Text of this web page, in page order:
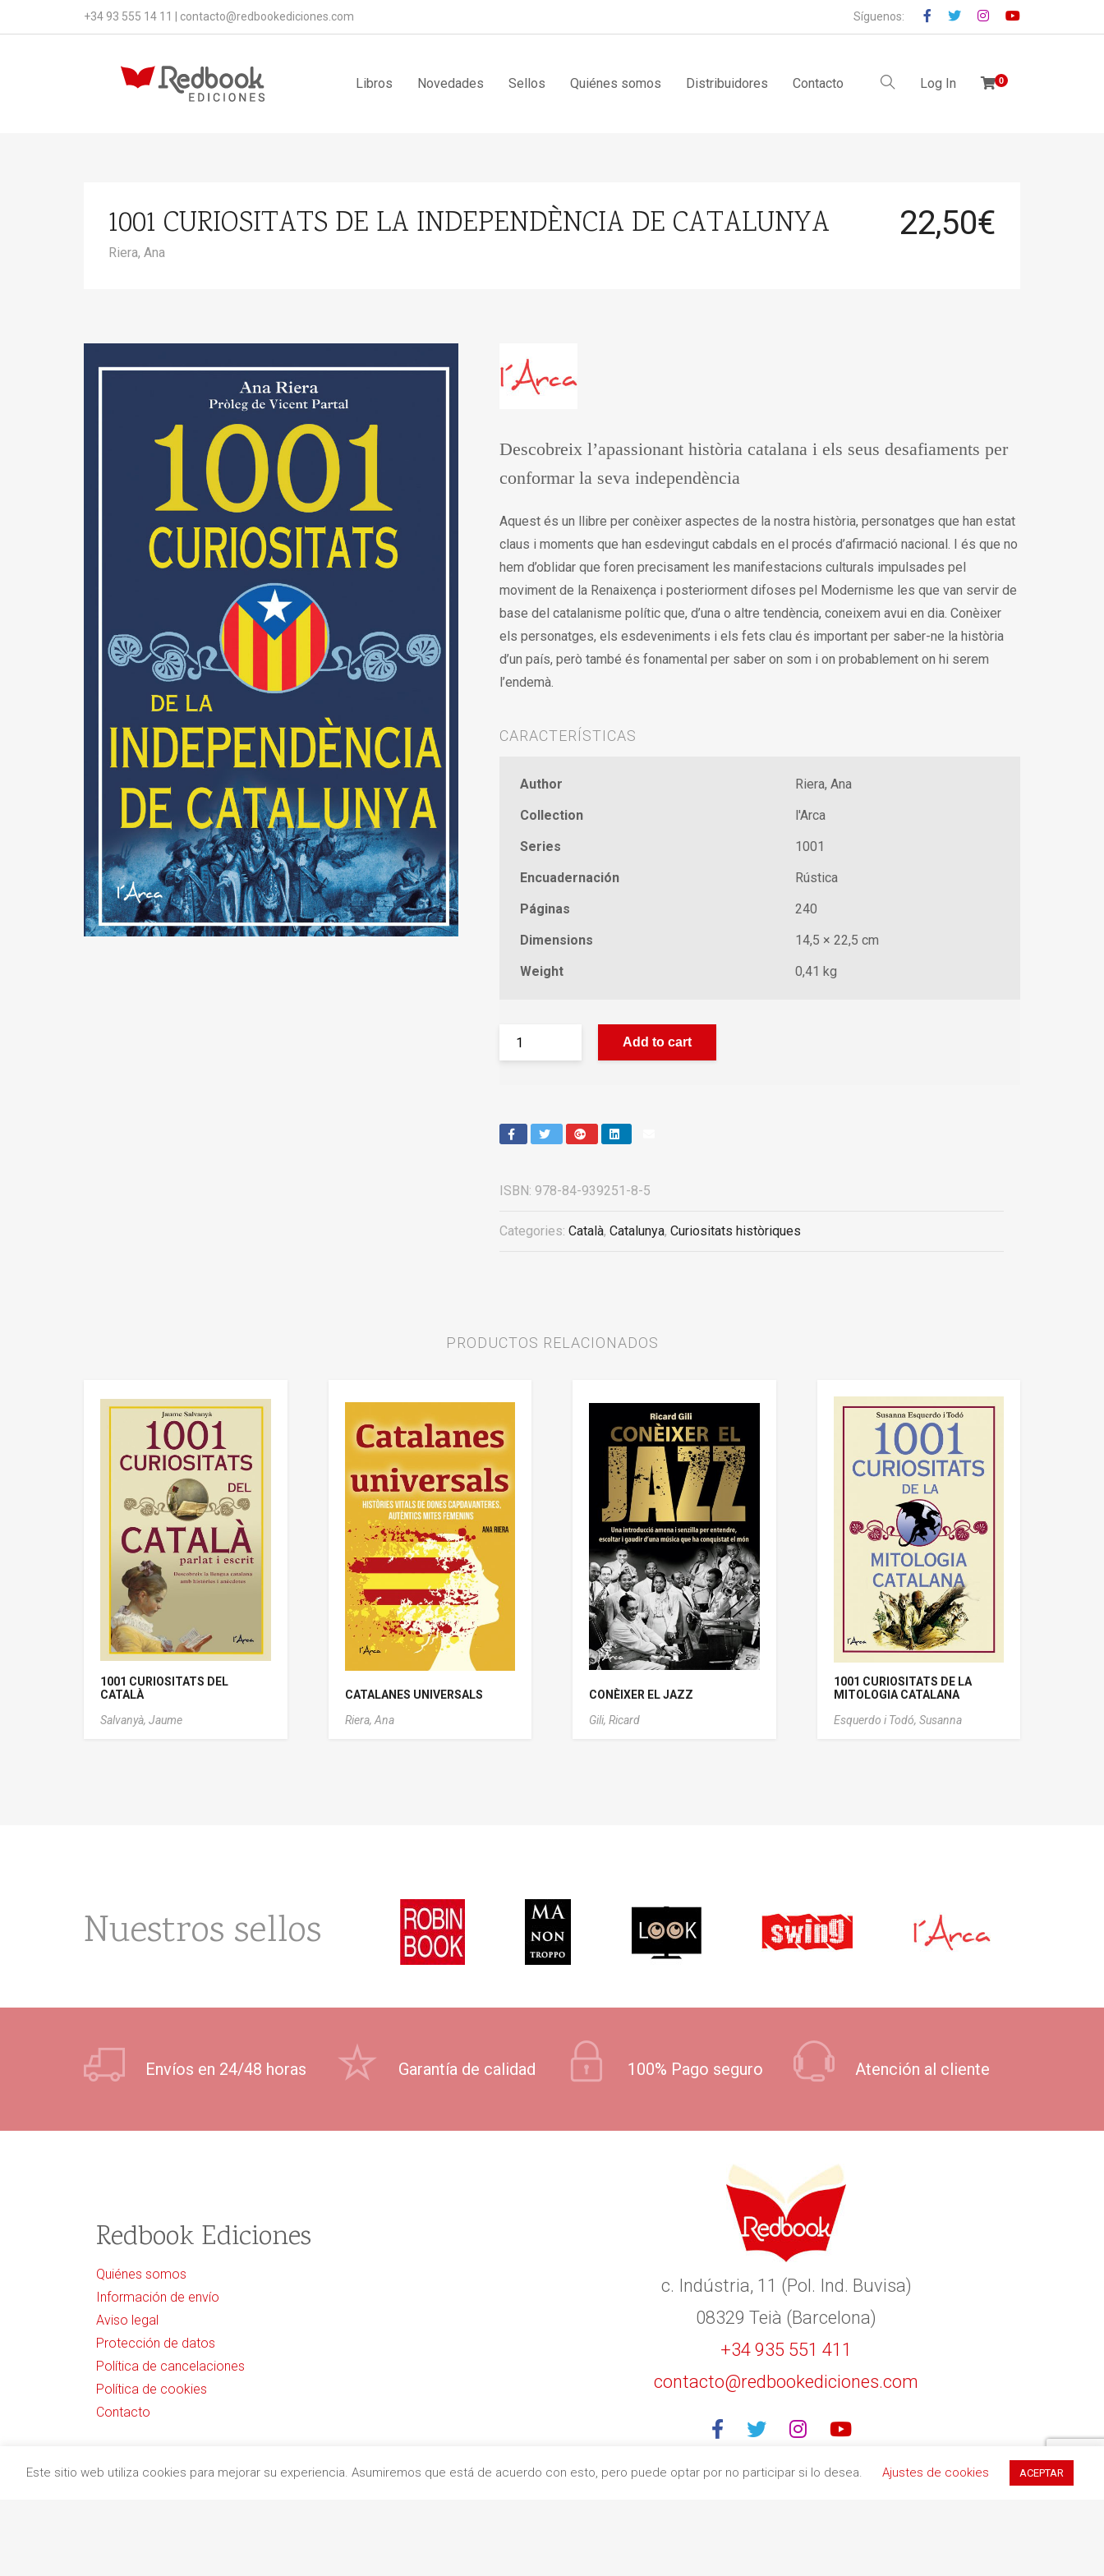
+34 93 555 14 11 contacto@redbookediciones.com Síguenos:
Libros Novedades Sellos Quiénes somos Distribuidores Contacto Log In 0
1001 CURIOSITATS DE LA INDEPENDÈNCIA DE CATALUNYA
Riera, Ana
22,50€
Descobreix l’apassionant història catalana i els seus desafiaments per
conformar la seva independència
Aquest és un llibre per conèixer aspectes de la nostra història, personatges que han estat
claus i moments que han esdevingut cabdals en el procés d’afirmació nacional. I és que no
hem d’oblidar que foren precisament les manifestacions culturals impulsades pel
moviment de la Renaixença i posteriorment difoses pel Modernisme les que van servir de
base del catalanisme polític que, d’una o altre tendència, coneixem avui en dia. Conèixer
els personatges, els esdeveniments i els fets clau és important per saber-ne la història
d’un país, però també és fonamental per saber on som i on probablement on hi serem
l’endemà.
CARACTERÍSTICAS
Author
Riera, Ana
Collection
l'Arca
Series
1001
Encuadernación
Rústica
Páginas
240
Dimensions
14,5 × 22,5 cm
Weight
0,41 kg
Add to cart
ISBN: 978-84-939251-8-5
Categories: Català, Catalunya, Curiositats històriques
PRODUCTOS RELACIONADOS
1001 CURIOSITATS DEL
CATALÀ
Salvanyà, Jaume
CATALANES UNIVERSALS
Riera, Ana
CONÈIXER EL JAZZ
Gili, Ricard
1001 CURIOSITATS DE LA
MITOLOGIA CATALANA
Esquerdo i Todó, Susanna
Nuestros sellos
Envíos en 24/48 horas Garantía de calidad 100% Pago seguro Atención al cliente
Redbook Ediciones
Quiénes somos
Información de envío
Aviso legal
Protección de datos
Política de cancelaciones
Política de cookies
Contacto
c. Indústria, 11 (Pol. Ind. Buvisa)
08329 Teià (Barcelona)
+34 935 551 411
contacto@redbookediciones.com
Este sitio web utiliza cookies para mejorar su experiencia. Asumiremos que está de acuerdo con esto, pero puede optar por no participar si lo desea. Ajustes de cookies ACEPTAR